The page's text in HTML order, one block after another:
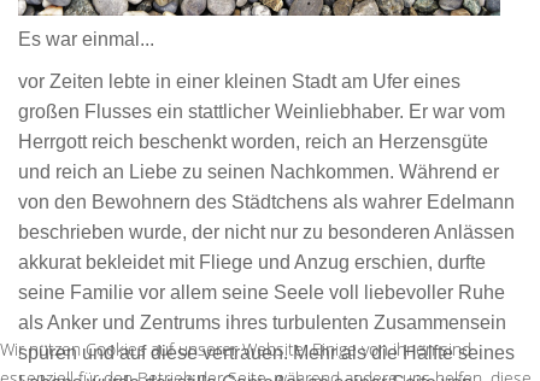
Es war einmal...
vor Zeiten lebte in einer kleinen Stadt am Ufer eines
großen Flusses ein stattlicher Weinliebhaber. Er war vom
Herrgott reich beschenkt worden, reich an Herzensgüte
und reich an Liebe zu seinen Nachkommen. Während er
von den Bewohnern des Städtchens als wahrer Edelmann
beschrieben wurde, der nicht nur zu besonderen Anlässen
akkurat bekleidet mit Fliege und Anzug erschien, durfte
seine Familie vor allem seine Seele voll liebevoller Ruhe
als Anker und Zentrums ihres turbulenten Zusammensein
spüren und auf diese vertrauen. Mehr als die Hälfte seines
Wir nutzen Cookies auf unserer Website. Einige von ihnen sind